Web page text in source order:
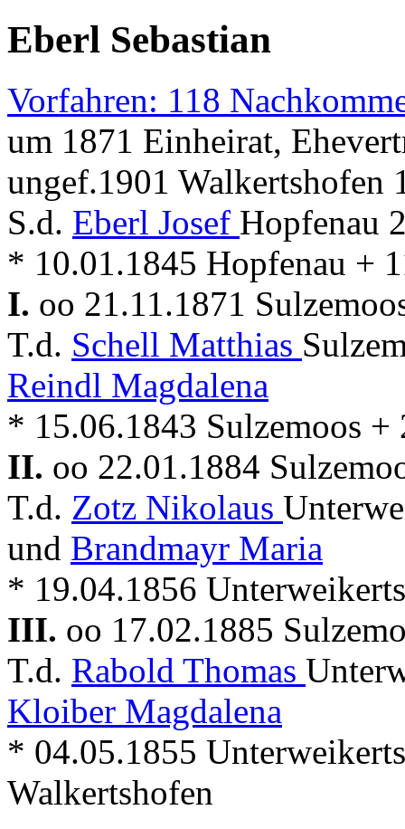
Eberl Sebastian
Vorfahren: 118
um 1871 Einheirat,
ungef.1901 Walkertshofen
S.d. Eberl Josef Hopfenau
* 10.01.1845 Hopfenau +
I. oo 21.11.1871
T.d. Schell Matthias
Reindl Magdalena
* 15.06.1843 Sulzemoos +
II. oo 22.01.1884
T.d. Zotz Nikolaus
und Brandmayr Maria
* 19.04.1856
III. oo 17.02.1885
T.d. Rabold Thomas
Kloiber Magdalena
* 04.05.1855
Walkertshofen